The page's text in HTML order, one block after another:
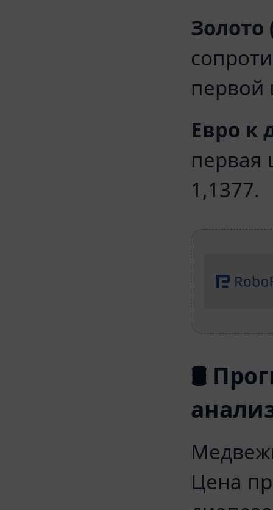
Золото
первой
Евро к
первая
1,1377.
🛢
Цена